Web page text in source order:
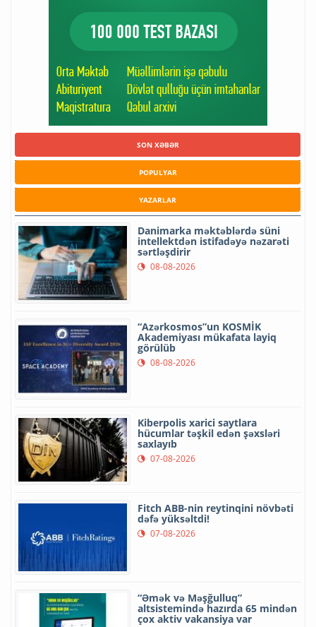
SON XƏBƏR
POPULYAR
YAZARLAR
Danimarka məktəblərdə süni
intellektdən istifadəyə nəzarəti
sərtləşdirir
08-08-2026
“Azərkosmos”un KOSMİK
Akademiyası mükafata layiq
görülüb
08-08-2026
Kiberpolis xarici saytlara
hücumlar təşkil edən şəxsləri
saxlayıb
07-08-2026
Fitch ABB-nin reytinqini növbəti
dəfə yüksəltdi!
07-08-2026
“Əmək və Məşğulluq”
altsistemində hazırda 65 mindən
çox aktiv vakansiya var